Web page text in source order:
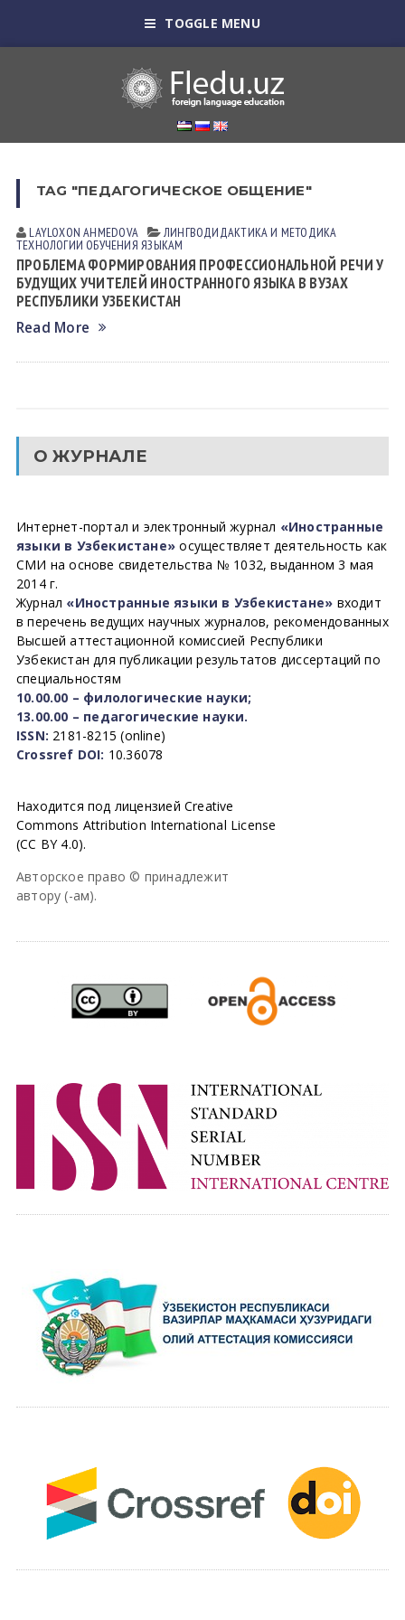
TOGGLE MENU
TAG "ПЕДАГОГИЧЕСКОЕ ОБЩЕНИЕ"
LAYLOXON АHMEDOVА ЛИНГВОДИДАКТИКА И МЕТОДИКА
ТЕХНОЛОГИИ ОБУЧЕНИЯ ЯЗЫКАМ
ПРОБЛЕМА ФОРМИРОВАНИЯ ПРОФЕССИОНАЛЬНОЙ РЕЧИ У
БУДУЩИХ УЧИТЕЛЕЙ ИНОСТРАННОГО ЯЗЫКА В ВУЗАХ
РЕСПУБЛИКИ УЗБЕКИСТАН
Read More
О ЖУРНАЛЕ
Интернет-портал и электронный журнал «Иностранные
языки в Узбекистане» осуществляет деятельность как
СМИ на основе свидетельства № 1032, выданном 3 мая
2014 г.
Журнал «Иностранные языки в Узбекистане» входит
в перечень ведущих научных журналов, рекомендованных
Высшей аттестационной комиссией Республики
Узбекистан для публикации результатов диссертаций по
специальностям
10.00.00 – филологические науки;
13.00.00 – педагогические науки.
ISSN: 2181-8215 (online)
Crossref DOI: 10.36078
Находится под лицензией Creative
Commons Attribution International License
(CC BY 4.0).
Авторское право © принадлежит
автору (-ам).